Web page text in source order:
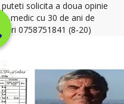
solicita a doua opinie
cu 30 de ani de
0758751841 (8-20)